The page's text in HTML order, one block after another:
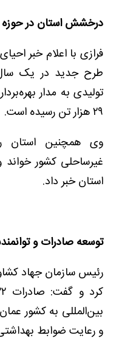
درخشش استان در
تولیدی به مدار
۲۹ هزار تن رسیده است.
وی همچنین استان
استان خبر داد.
توسعه صادرات و
رئیس سازمان جهاد
بین‌المللی به کشور
و رعایت ضوابط